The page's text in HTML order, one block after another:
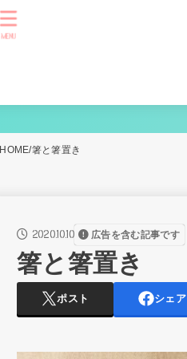
MENU
HOME 箸と箸置き
2020.10.10 広告を含む記事です
箸と箸置き
ポスト シェア